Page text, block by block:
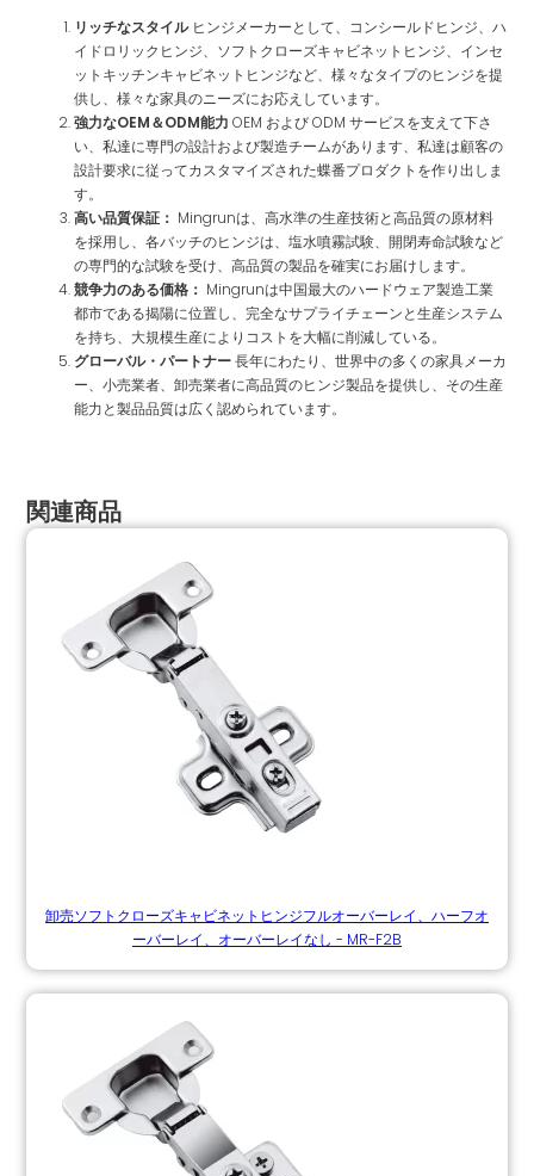
リッチなスタイルヒンジメーカーとして、コンシールドヒンジ、ハ
イドロリックヒンジ、ソフトクローズキャビネットヒンジ、インセ
ットキッチンキャビネットヒンジなど、様々なタイプのヒンジを提
供し、様々な家具のニーズにお応えしています。
強力なOEM＆ODM能力 OEM および ODM サービスを支えて下さ
い、私達に専門の設計および製造チームがあります、私達は顧客の
設計要求に従ってカスタマイズされた蝶番プロダクトを作り出しま
す。
高い品質保証： Mingrunは、高水準の生産技術と高品質の原材料
を採用し、各バッチのヒンジは、塩水噴霧試験、開閉寿命試験など
の専門的な試験を受け、高品質の製品を確実にお届けします。
競争力のある価格： Mingrunは中国最大のハードウェア製造工業
都市である揭陽に位置し、完全なサプライチェーンと生産システム
を持ち、大規模生産によりコストを大幅に削減している。
グローバル・パートナー長年にわたり、世界中の多くの家具メーカ
ー、小売業者、卸売業者に高品質のヒンジ製品を提供し、その生産
能力と製品品質は広く認められています。
関連商品
卸売ソフトクローズキャビネットヒンジフルオーバーレイ、ハーフオ
ーバーレイ、オーバーレイなし - MR-F2B